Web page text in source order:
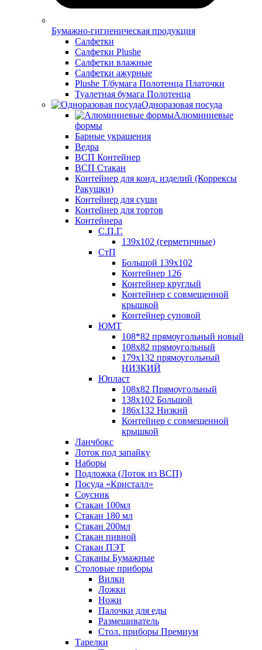
Бумажно-гигиеническая продукция
Салфетки
Салфетки Plushe
Салфетки влажные
Салфетки ажурные
Plushe Т/бумага Полотенца Платочки
Туалетная бумага Полотенца
Одноразовая посуда
Алюминиевые
формы
Барные украшения
Ведра
ВСП Контейнер
ВСП Стакан
Контейнер для конд. изделий (Коррексы
Ракушки)
Контейнер для суши
Контейнер для тортов
Контейнера
С.П.Г.
139х102 (герметичные)
СтП
Большой 139х102
Контейнер 126
Контейнер круглый
Контейнер с совмещенной
крышкой
Контейнер суповой
ЮМТ
108*82 прямоугольный новый
108х82 прямоугольный
179х132 прямоугольный
НИЗКИЙ
Юпласт
108х82 Прямоугольный
138х102 Большой
186х132 Низкий
Контейнер с совмещенной
крышкой
Ланчбокс
Лоток под запайку
Наборы
Подложка (Лоток из ВСП)
Посуда «Кристалл»
Соусник
Стакан 100мл
Стакан 180 мл
Стакан 200мл
Стакан пивной
Стакан ПЭТ
Стаканы Бумажные
Столовые приборы
Вилки
Ложки
Ножи
Палочки для еды
Размешиватель
Стол. приборы Премиум
Тарелки